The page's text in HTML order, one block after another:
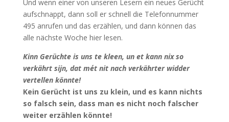
Und wenn einer von unseren Lesern ein neues Gerücht
aufschnappt, dann soll er schnell die Telefonnummer
495 anrufen und das erzählen, und dann können das
alle nächste Woche hier lesen.
Kinn Gerüchte is uns te kleen, un et kann nix so
verkährt sijn, dat me´t nit nach verkährter widder
vertellen könnte!
Kein Gerücht ist uns zu klein, und es kann nichts
so falsch sein, dass man es nicht noch falscher
weiter erzählen könnte!